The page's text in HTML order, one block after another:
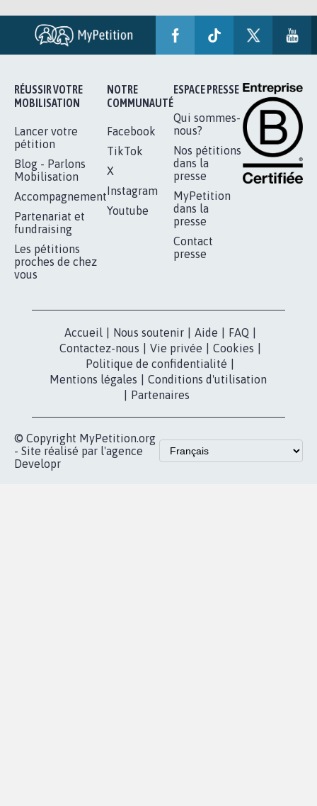
RÉUSSIR VOTRE
MOBILISATION
Lancer votre
pétition
Blog - Parlons
Mobilisation
Accompagnement
Partenariat et
fundraising
Les pétitions
proches de chez
vous
NOTRE
COMMUNAUTÉ
Facebook
TikTok
X
Instagram
Youtube
ESPACE PRESSE
Qui sommes-
nous?
Nos pétitions
dans la
presse
MyPetition
dans la
presse
Contact
presse
Accueil Nous soutenir Aide FAQ
Contactez-nous
Vie privée Cookies
Politique de confidentialité
Mentions légales
Conditions d'utilisation
Partenaires
© Copyright MyPetition.org
- Site réalisé par l'agence
Developr